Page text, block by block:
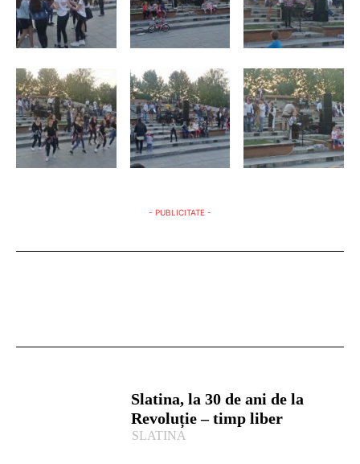
- PUBLICITATE -
Slatina, la 30 de ani de la
Revoluție – timp liber
SLATINA